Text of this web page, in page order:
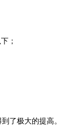
；
了极大的提高。